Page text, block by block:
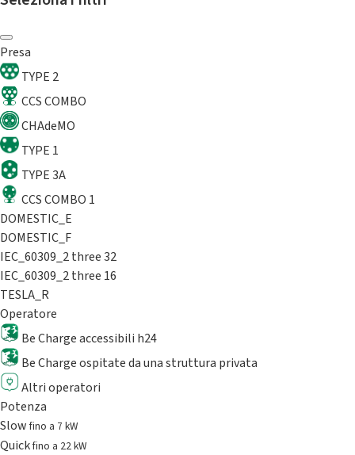
Presa
TYPE 2
CCS COMBO
CHAdeMO
TYPE 1
TYPE 3A
CCS COMBO 1
DOMESTIC_E
DOMESTIC_F
IEC_60309_2 three 32
IEC_60309_2 three 16
TESLA_R
Operatore
Be Charge accessibili h24
Be Charge ospitate da una struttura privata
Altri operatori
Potenza
Slowfino a 7 kW
Quickfino a 22 kW